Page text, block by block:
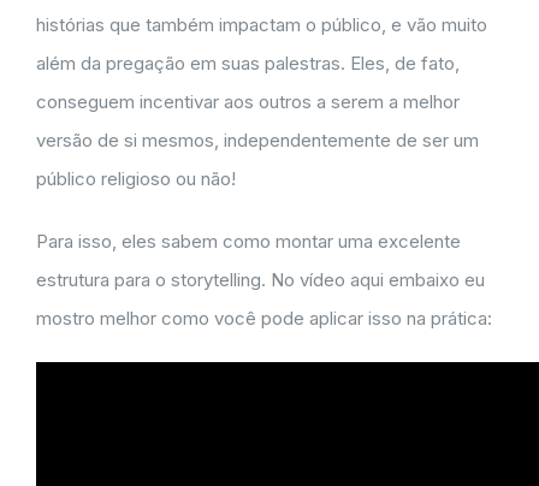
histórias que também impactam o público, e vão muito
além da pregação em suas palestras. Eles, de fato,
conseguem incentivar aos outros a serem a melhor
versão de si mesmos, independentemente de ser um
público religioso ou não!
Para isso, eles sabem como montar uma excelente
estrutura para o storytelling. No vídeo aqui embaixo eu
mostro melhor como você pode aplicar isso na prática: